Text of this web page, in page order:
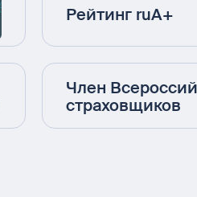
Рейтинг ruA+
Член
страховщиков